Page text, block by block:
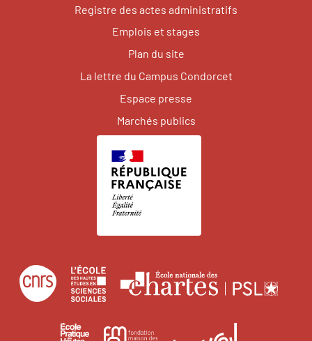
Registre des actes administratifs
Emplois et stages
Plan du site
La lettre du Campus Condorcet
Espace presse
Marchés publics
Centre
national
École
des
École Fondation